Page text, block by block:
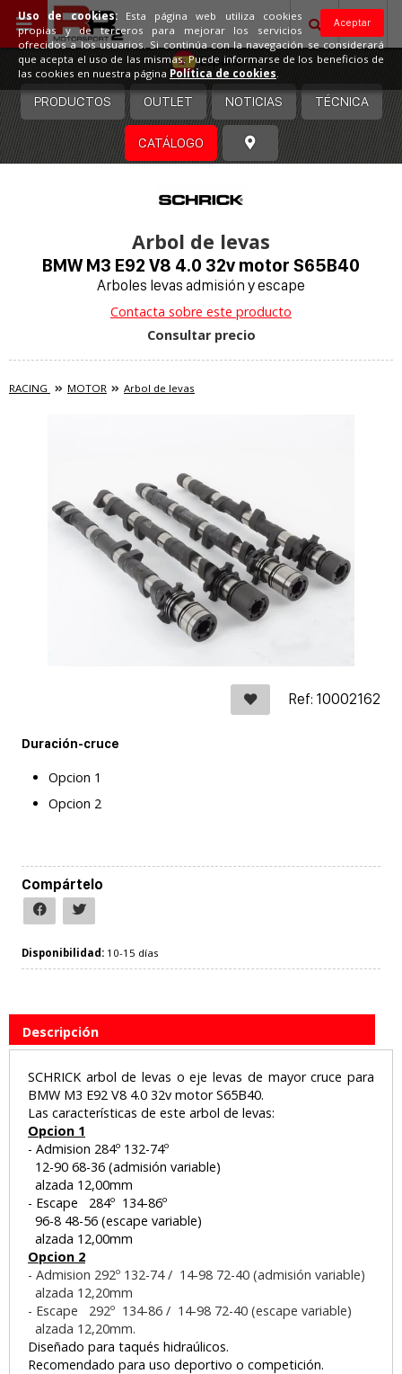
España
PRODUCTOS OUTLET NOTICIAS TÉCNICA
CATÁLOGO
Arbol de levas
BMW M3 E92 V8 4.0 32v motor S65B40
Arboles levas admisión y escape
Contacta sobre este producto
Consultar precio
RACING MOTOR Arbol de levas
Ref: 10002162
Duración-cruce
Opcion 1
Opcion 2
Compártelo
Disponibilidad: 10-15 días
Descripción
SCHRICK arbol de levas o eje levas de mayor cruce para
BMW M3 E92 V8 4.0 32v motor S65B40.
Las características de este arbol de levas:
Opcion 1
- Admision 284º 132-74º
12-90 68-36 (admisión variable)
alzada 12,00mm
- Escape 284º 134-86º
96-8 48-56 (escape variable)
alzada 12,00mm
Opcion 2
- Admision 292º 132-74 / 14-98 72-40 (admisión variable)
alzada 12,20mm
- Escape 292º 134-86 / 14-98 72-40 (escape variable)
alzada 12,20mm.
Diseñado para taqués hidraúlicos.
Recomendado para uso deportivo o competición.
Aceptar
Uso de cookies:Esta página web utiliza cookies
propias y de terceros para mejorar los servicios
ofrecidos a los usuarios. Si continúa con la navegación se considerará
que acepta el uso de las mismas. Puede informarse de los beneficios de
las cookies en nuestra página Política de cookies.